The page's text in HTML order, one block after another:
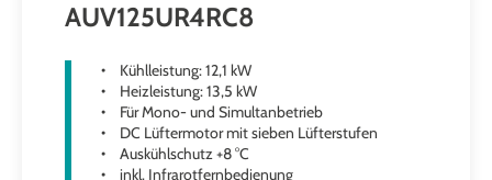
AUV125UR4RC8
Kühlleistung: 12,1 kW
Heizleistung: 13,5 kW
Für Mono- und Simultanbetrieb
DC Lüftermotor mit sieben Lüfterstufen
Auskühlschutz +8 °C
inkl. Infrarotfernbedienung